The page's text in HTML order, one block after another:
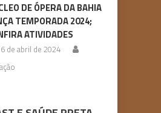
DE ÓPERA DA BAHIA
TEMPORADA 2024;
ATIVIDADES
de abril de 2024